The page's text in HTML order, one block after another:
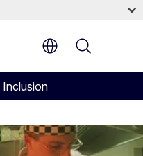
Inclusion